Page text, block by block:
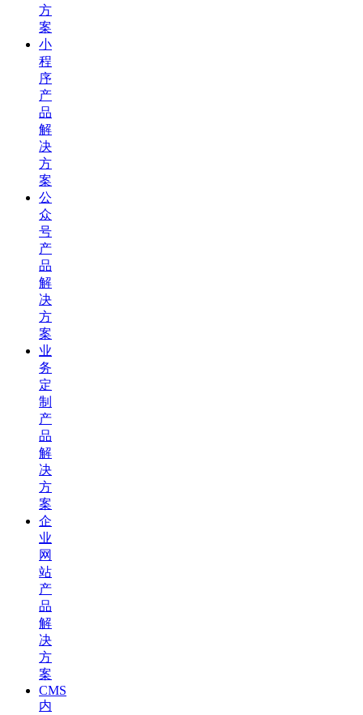
方
案
小
程
序
产
品
解
决
方
案
公
众
号
产
品
解
决
方
案
业
务
定
制
产
品
解
决
方
案
企
业
网
站
产
品
解
决
方
案
CMS
内